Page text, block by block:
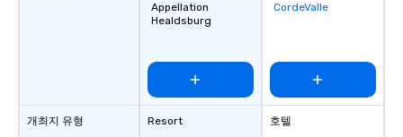
개최지 유형
Appellation
Healdsburg
Resort
Removed from
CordeValle
호텔